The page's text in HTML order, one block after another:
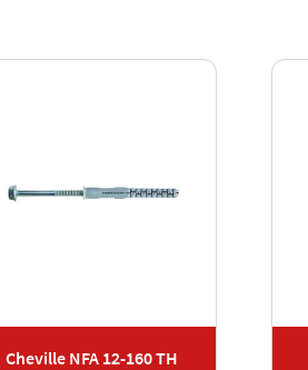
Cheville NFA 12-160 TH